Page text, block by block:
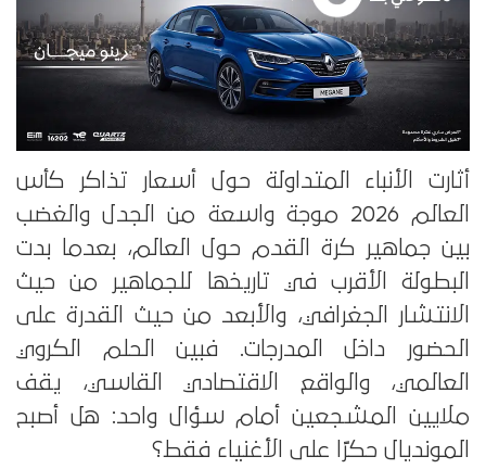
أثارت الأنباء المتداولة حول أسعار تذاكر كأس
العالم 2026 موجة واسعة من الجدل والغضب
بين جماهير كرة القدم حول العالم، بعدما بدت
البطولة الأقرب في تاريخها للجماهير من حيث
الانتشار الجغرافي، والأبعد من حيث القدرة على
الحضور داخل المدرجات. فبين الحلم الكروي
العالمي، والواقع الاقتصادي القاسي، يقف
ملايين المشجعين أمام سؤال واحد: هل أصبح
المونديال حكرًا على الأغنياء فقط؟